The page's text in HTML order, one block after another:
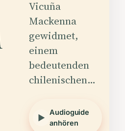
Vicuña
Mackenna
gewidmet,
einem
bedeutenden
chilenischen…
Audioguide
anhören